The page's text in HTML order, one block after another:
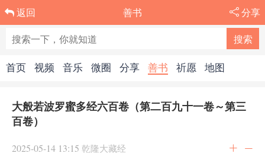
返回 善书 分享
首页 视频 音乐 微圈 分享 善书 祈愿 地图
大般若波罗蜜多经六百卷（第二百九十一卷～第三
百卷）
2025-05-14 13:15 乾隆大藏经